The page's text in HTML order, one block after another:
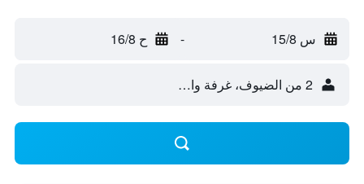
س 15/8 - ح 16/8
2 من الضيوف، غرفة واحدة